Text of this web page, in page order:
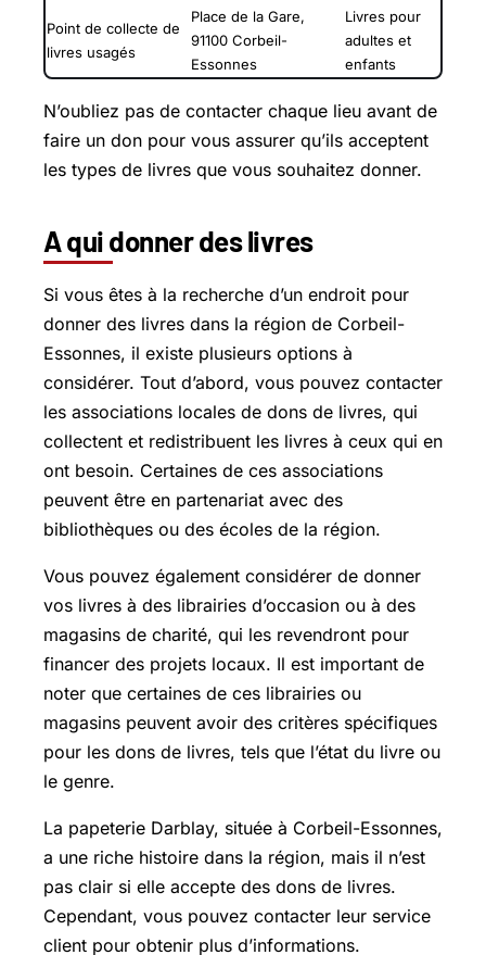
Point de collecte de
livres usagés
Place de la Gare,
91100 Corbeil-
Essonnes
Livres pour
adultes et
enfants
N’oubliez pas de contacter chaque lieu avant de
faire un don pour vous assurer qu’ils acceptent
les types de livres que vous souhaitez donner.
A qui donner des livres
Si vous êtes à la recherche d’un endroit pour
donner des livres dans la région de Corbeil-
Essonnes, il existe plusieurs options à
considérer. Tout d’abord, vous pouvez contacter
les associations locales de dons de livres, qui
collectent et redistribuent les livres à ceux qui en
ont besoin. Certaines de ces associations
peuvent être en partenariat avec des
bibliothèques ou des écoles de la région.
Vous pouvez également considérer de donner
vos livres à des librairies d’occasion ou à des
magasins de charité, qui les revendront pour
financer des projets locaux. Il est important de
noter que certaines de ces librairies ou
magasins peuvent avoir des critères spécifiques
pour les dons de livres, tels que l’état du livre ou
le genre.
La papeterie Darblay, située à Corbeil-Essonnes,
a une riche histoire dans la région, mais il n’est
pas clair si elle accepte des dons de livres.
Cependant, vous pouvez contacter leur service
client pour obtenir plus d’informations.